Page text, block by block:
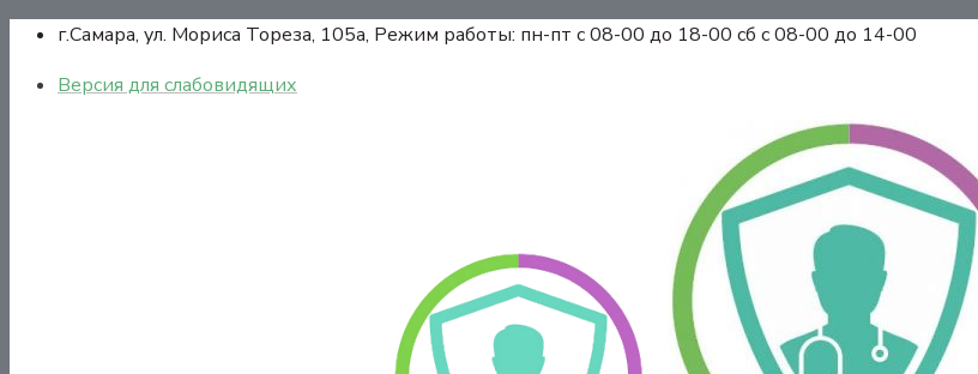
г.Самара, ул. Мориса Тореза, 105а, Режим работы: пн-пт с 08-00 до 18-00 сб с 08-00 до 14-00
Версия для слабовидящих